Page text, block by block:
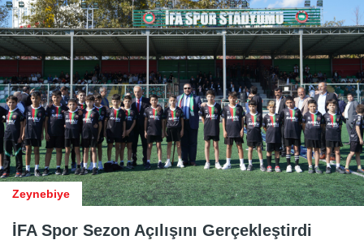
Zeynebiye
İFA Spor Sezon Açılışını Gerçekleştirdi